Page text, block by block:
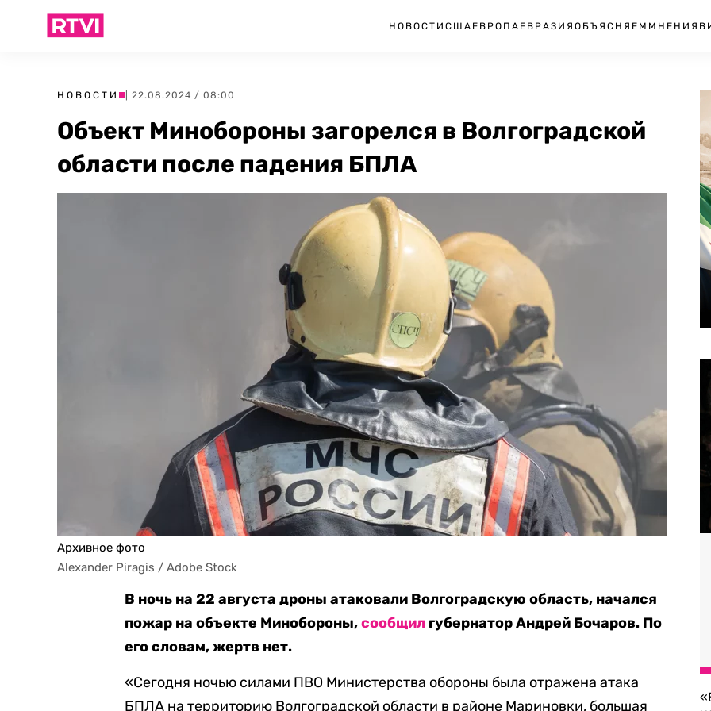
НОВОСТИ США ЕВРОПА ЕВРАЗИЯ ОБЪЯСНЯЕМ МНЕНИЯ
НОВОСТИ | 22.08.2024 / 08:00
Объект Минобороны загорелся в Волгоградской
области после падения БПЛА
Архивное фото
Alexander Piragis / Adobe Stock
В ночь на 22 августа дроны атаковали Волгоградскую область, начался
пожар на объекте Минобороны,сообщил губернатор Андрей Бочаров. По
его словам, жертв нет.
«Сегодня ночью силами ПВО Министерства обороны была отражена атака
БПЛА на территорию Волгоградской области в районе Мариновки, большая